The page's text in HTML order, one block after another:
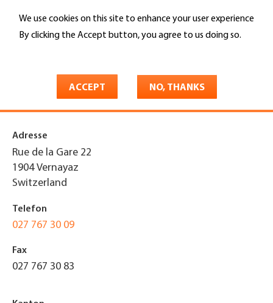
We use cookies on this site to enhance your user experience
By clicking the Accept button, you agree to us doing so.
ACCEPT NO, THANKS
main
Search
MOTTET SA
Adresse
Rue de la Gare 22
1904 Vernayaz
Switzerland
Telefon
027 767 30 09
Fax
027 767 30 83